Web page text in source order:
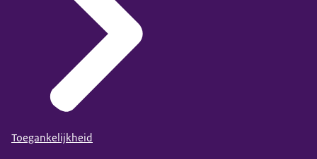
Toegankelijkheid